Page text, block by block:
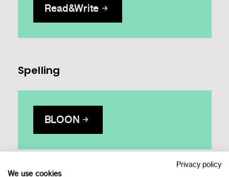
Read&Write
Spelling
BLOON
Privacy policy
We use cookies